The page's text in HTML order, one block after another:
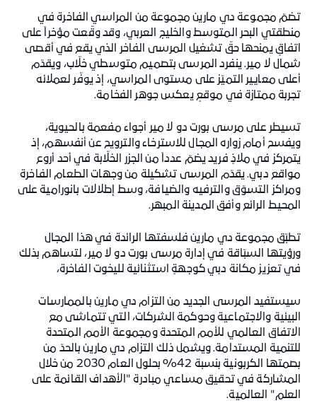
تضمّ مجموعة دي مارين مجموعة من المراسي الفاخرة في
منطقتي البحر المتوسط والخليج العربي، وقد وقّعت مؤخراً على
اتفاقٍ يمنحها حقّ تشغيل المرسى الفاخر الذي يقع في أقصى
شمال لا مير. ينفرد المرسى بتصميم متوسطي خلّاب، ويقدّم
أعلى معايير التميّز على مستوى المراسي، إذ يوفّر لعملائه
تجربة ممتازة في موقعٍ يعكس جوهر الفخامة.
تسيطر على مرسى بورت دو لا مير أجواء مفعمة بالحيوية،
ويفسح أمام زواره المجال للاسترخاء والترويح عن أنفسهم، إذ
يتمركز في ملاذٍ فريد يضمّ عدداً من الجزر الخلّابة في أحد أروع
مواقع دبي. يقدّم المرسى تشكيلة من وجهات الطعام الفاخرة
ومراكز التسوّق والترفيه والضيافة، وسط إطلالات بانورامية على
المحيط الرائع وأفق المدينة المبهر.
تطبّق مجموعة دي مارين فلسفتها الرائدة في هذا المجال
ورؤيتها السبّاقة في إدارة مرسى بورت دو لا مير، لتساهم بذلك
في تعزيز مكانة دبي كوجهةٍ استثنائية لليخوت الفاخرة،
سيستفيد المرسى الجديد من التزام دي مارين بالممارسات
البيئية والاجتماعية وحوكمة الشركات، التي تتماشى مع
الاتفاق العالمي للأمم المتحدة ومجموعة الأمم المتحدة
للتنمية المستدامة. ويشمل ذلك التزام دي مارين بالحدّ من
بصمتها الكربونية بنسبة 42% بحلول العام 2030 من خلال
المشاركة في تحقيق مساعي مبادرة "الأهداف القائمة على
العلم" العالمية.